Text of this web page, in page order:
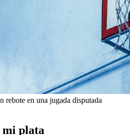
rebote en una jugada disputada
mi plata